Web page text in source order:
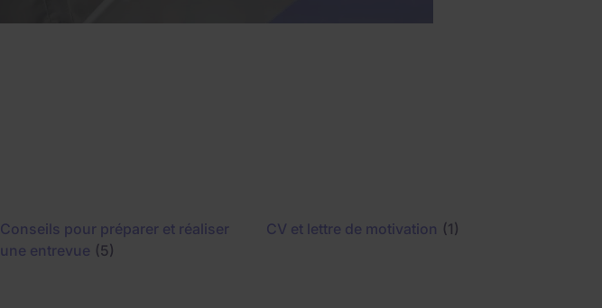
Conseils pour préparer et réaliser
une entrevue (5)
CV et lettre de motivation (1)